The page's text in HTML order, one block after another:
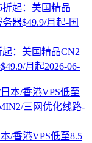
：美国精品CN2
月起2026-06-
/香港VPS低至8.5